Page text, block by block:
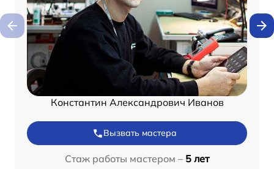
Константин Александрович Иванов
Вызвать мастера
Стаж работы мастером – 5 лет